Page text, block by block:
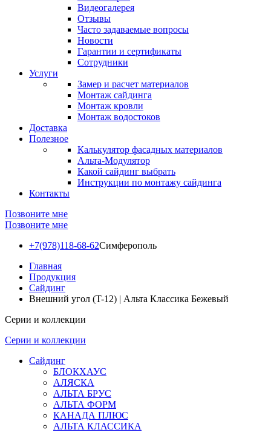
Видеогалерея
Отзывы
Часто задаваемые вопросы
Новости
Гарантии и сертификаты
Сотрудники
Услуги
Замер и расчет материалов
Монтаж сайдинга
Монтаж кровли
Монтаж водостоков
Доставка
Полезное
Калькулятор фасадных материалов
Альта-Модулятор
Какой сайдинг выбрать
Инструкции по монтажу сайдинга
Контакты
Позвоните мне
Позвоните мне
+7(978)118-68-62Симферополь
Главная
Продукция
Сайдинг
Внешний угол (T-12) | Альта Классика Бежевый
Серии и коллекции
Серии и коллекции
Сайдинг
БЛОКХАУС
АЛЯСКА
АЛЬТА БРУС
АЛЬТА ФОРМ
КАНАДА ПЛЮС
АЛЬТА КЛАССИКА